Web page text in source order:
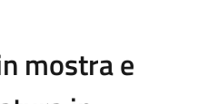
mostra e